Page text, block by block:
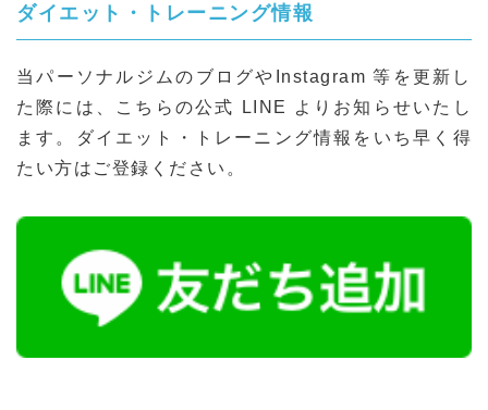
ダイエット・トレーニング情報
当パーソナルジムのブログやInstagram 等を更新し
た際には、こちらの公式 LINE よりお知らせいたし
ます。ダイエット・トレーニング情報をいち早く得
たい方はご登録ください。